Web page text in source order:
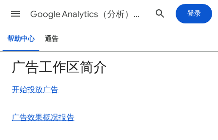
Google Analytics（分析）帮助 登录
帮助中心 通告
广告工作区简介
开始投放广告
广告效果概况报告